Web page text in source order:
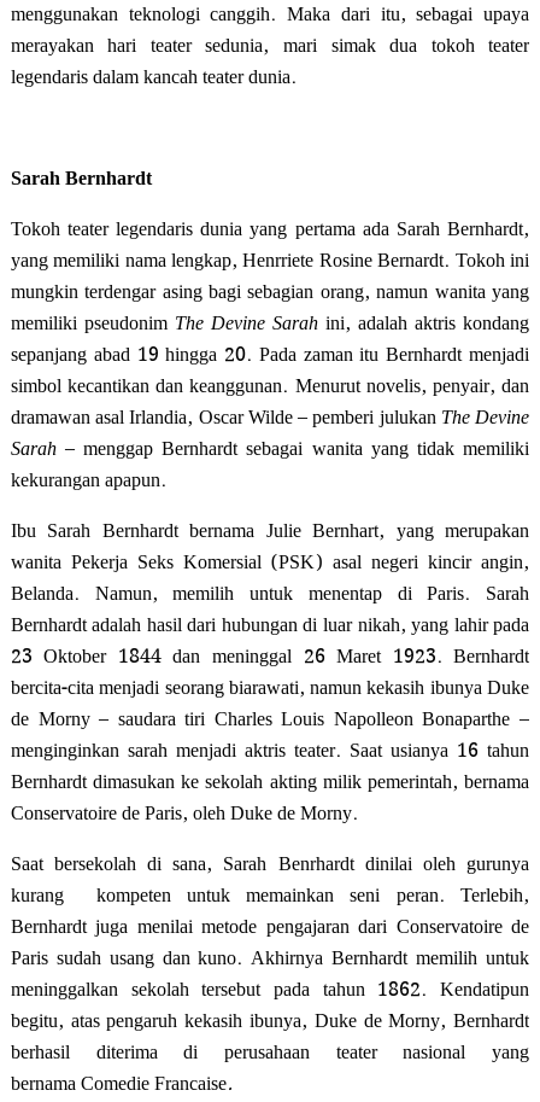
menggunakan teknologi canggih. Maka dari itu, sebagai upaya
merayakan hari teater sedunia, mari simak dua tokoh teater
legendaris dalam kancah teater dunia.
Sarah Bernhardt
Tokoh teater legendaris dunia yang pertama ada Sarah Bernhardt,
yang memiliki nama lengkap, Henrriete Rosine Bernardt. Tokoh ini
mungkin terdengar asing bagi sebagian orang, namun wanita yang
memiliki pseudonim The Devine Sarah ini, adalah aktris kondang
sepanjang abad 19 hingga 20. Pada zaman itu Bernhardt menjadi
simbol kecantikan dan keanggunan. Menurut novelis, penyair, dan
dramawan asal Irlandia, Oscar Wilde – pemberi julukan The Devine
Sarah– menggap Bernhardt sebagai wanita yang tidak memiliki
kekurangan apapun.
Ibu Sarah Bernhardt bernama Julie Bernhart, yang merupakan
wanita Pekerja Seks Komersial (PSK) asal negeri kincir angin,
Belanda. Namun, memilih untuk menentap di Paris. Sarah
Bernhardt adalah hasil dari hubungan di luar nikah, yang lahir pada
23 Oktober 1844 dan meninggal 26 Maret 1923. Bernhardt
bercita-cita menjadi seorang biarawati, namun kekasih ibunya Duke
de Morny – saudara tiri Charles Louis Napolleon Bonaparthe –
menginginkan sarah menjadi aktris teater. Saat usianya 16 tahun
Bernhardt dimasukan ke sekolah akting milik pemerintah, bernama
Conservatoire de Paris, oleh Duke de Morny.
Saat bersekolah di sana, Sarah Benrhardt dinilai oleh gurunya
kurang kompeten untuk memainkan seni peran. Terlebih,
Bernhardt juga menilai metode pengajaran dari Conservatoire de
Paris sudah usang dan kuno. Akhirnya Bernhardt memilih untuk
meninggalkan sekolah tersebut pada tahun 1862. Kendatipun
begitu, atas pengaruh kekasih ibunya, Duke de Morny, Bernhardt
berhasil diterima di perusahaan teater nasional yang
bernama Comedie Francaise.